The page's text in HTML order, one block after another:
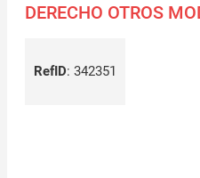
DERECHO OTROS
RefID: 342351